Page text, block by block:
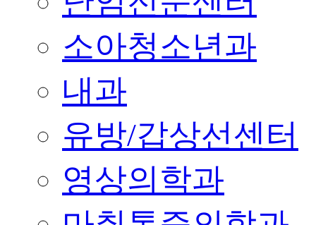
소아청소년과
내과
유방/갑상선센터
영상의학과